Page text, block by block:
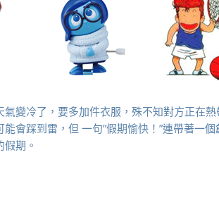
變冷了，要多加件衣服，殊不知對方正在
會踩到雷，但 一句”假期愉快！”連帶著一
期。